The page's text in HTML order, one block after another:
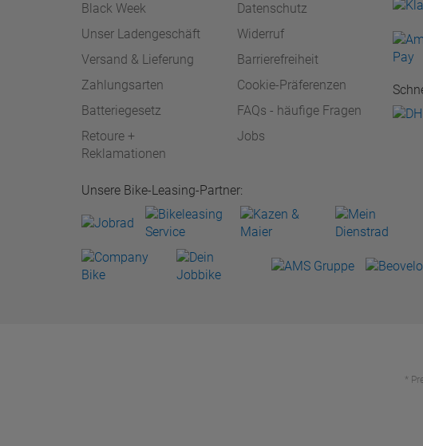
Black Week
Unser Ladengeschäft
Versand & Lieferung
Zahlungsarten
Batteriegesetz
Retoure +
Reklamationen
Datenschutz
Widerruf
Barrierefreiheit
Cookie-Präferenzen
FAQs - häufige Fragen
Jobs
Unsere Bike-Leasing-Partner:
*